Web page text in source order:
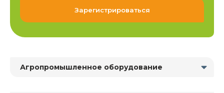
Зарегистрироваться
Агропромышленное оборудование